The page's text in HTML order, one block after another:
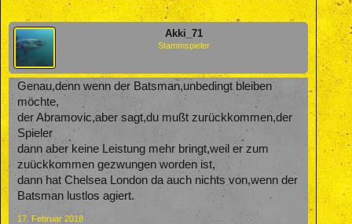
Akki_71
Stammspieler
Genau,denn wenn der Batsman,unbedingt bleiben
möchte,
der Abramovic,aber sagt,du mußt zurückkommen,der
Spieler
dann aber keine Leistung mehr bringt,weil er zum
zuückkommen gezwungen worden ist,
dann hat Chelsea London da auch nichts von,wenn der
Batsman lustlos agiert.
17. Februar 2018